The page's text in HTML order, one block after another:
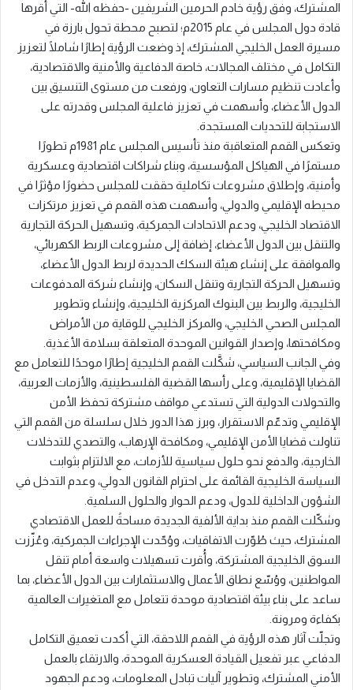
المشترك، وفق رؤية خادم الحرمين الشريفين -حفظه الله- التي أقرها
قادة دول المجلس في عام 2015م؛ لتصبح محطة تحول بارزة في
مسيرة العمل الخليجي المشترك، إذ وضعت الرؤية إطارًا شاملًا لتعزيز
التكامل في مختلف المجالات، خاصة الدفاعية والأمنية والاقتصادية،
وأعادت تنظيم مسارات التعاون، ورفعت من مستوى التنسيق بين
الدول الأعضاء، وأسهمت في تعزيز فاعلية المجلس وقدرته على
الاستجابة للتحديات المستجدة.
وتعكس القمم المتعاقبة منذ تأسيس المجلس عام 1981م تطورًا
مستمرًا في الهياكل المؤسسية، وبناء شراكات اقتصادية وعسكرية
وأمنية، وإطلاق مشروعات تكاملية حققت للمجلس حضورًا مؤثرًا في
محيطه الإقليمي والدولي، وأسهمت هذه القمم في تعزيز مرتكزات
الاقتصاد الخليجي، ودعم الاتحادات الجمركية، وتسهيل الحركة التجارية
والتنقل بين الدول الأعضاء، إضافة إلى مشروعات الربط الكهربائي،
والموافقة على إنشاء هيئة السكك الحديدة لربط الدول الأعضاء،
وتسهيل الحركة التجارية وتنقل السكان، وإنشاء شركة المدفوعات
الخليجية، والربط بين البنوك المركزية الخليجية، وإنشاء وتطوير
المجلس الصحي الخليجي، والمركز الخليجي للوقاية من الأمراض
ومكافحتها، وإصدار القوانين الموحدة المتعلقة بسلامة الأغذية.
وفي الجانب السياسي، شكَّلت القمم الخليجية إطارًا موحدًا للتعامل مع
القضايا الإقليمية، وعلى رأسها القضية الفلسطينية، والأزمات العربية،
والتحولات الدولية التي تستدعي مواقف مشتركة تحفظ الأمن
الإقليمي وتدعّم الاستقرار، وبرز هذا الدور خلال سلسلة من القمم التي
تناولت قضايا الأمن الإقليمي، ومكافحة الإرهاب، والتصدي للتدخلات
الخارجية، والدفع نحو حلول سياسية للأزمات، مع الالتزام بثوابت
السياسة الخليجية القائمة على احترام القانون الدولي، وعدم التدخل في
الشؤون الداخلية للدول، ودعم الحوار والحلول السلمية.
وشكّلت القمم منذ بداية الألفية الجديدة مساحةً للعمل الاقتصادي
المشترك، حيث طُوّرت الاتفاقيات، ووُحّدت الإجراءات الجمركية، وعُزّزت
السوق الخليجية المشتركة، وأُقرت تسهيلات واسعة أمام تنقل
المواطنين، ووُسّع نطاق الأعمال والاستثمارات بين الدول الأعضاء، بما
ساعد على بناء بيئة اقتصادية موحدة تتعامل مع المتغيرات العالمية
بكفاءة ومرونة.
وتجلّت آثار هذه الرؤية في القمم اللاحقة، التي أكدت تعميق التكامل
الدفاعي عبر تفعيل القيادة العسكرية الموحدة، والارتقاء بالعمل
الأمني المشترك، وتطوير آليات تبادل المعلومات، ودعم الجهود